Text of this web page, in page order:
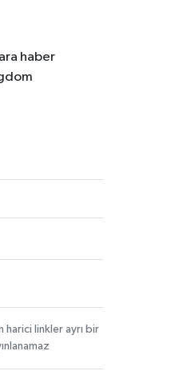
haber
harici linkler ayrı bir